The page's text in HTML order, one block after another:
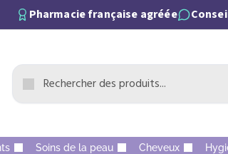
Pharmacie française agréée
Soins de la peau Cheveux